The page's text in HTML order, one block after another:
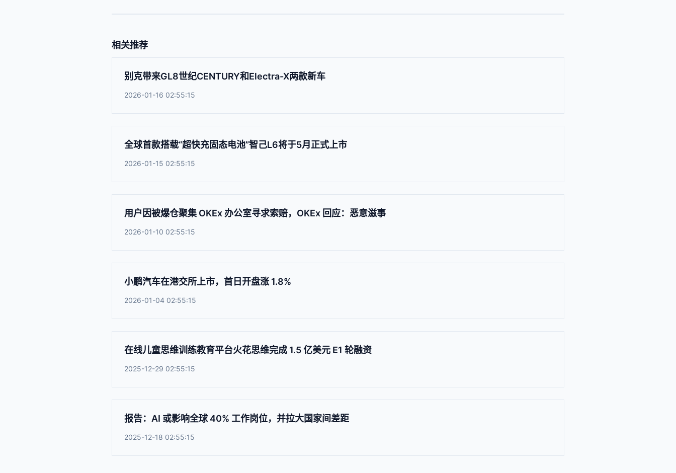
相关推荐
别克带来GL8世纪CENTURY和Electra-X两款新车
2026-01-16 02:55:15
全球首款搭载“超快充固态电池”智己L6将于5月正式上市
2026-01-15 02:55:15
用户因被爆仓聚集 OKEx 办公室寻求索赔，OKEx 回应：恶意滋事
2026-01-10 02:55:15
小鹏汽车在港交所上市，首日开盘涨 1.8%
2026-01-04 02:55:15
在线儿童思维训练教育平台火花思维完成 1.5 亿美元 E1 轮融资
2025-12-29 02:55:15
报告：AI 或影响全球 40% 工作岗位，并拉大国家间差距
2025-12-18 02:55:15